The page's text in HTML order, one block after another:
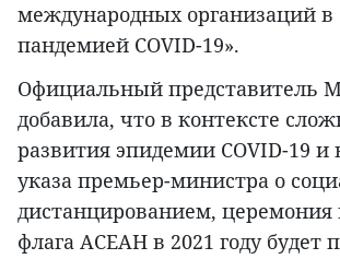
международных организаций в
пандемией COVID-19».
Официальный представитель
добавила, что в контексте
развития эпидемии COVID-19
указа премьер-министра о
дистанцированием, церемония
флага АСЕАН в 2021 году будет